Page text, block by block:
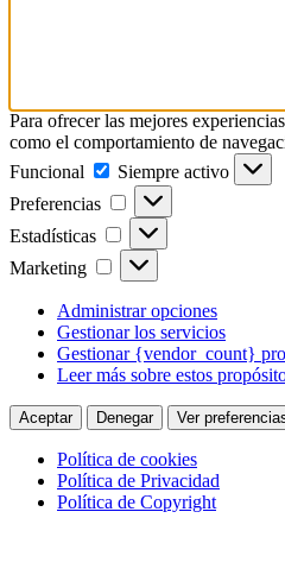
Para ofrecer las mejores
como el comportamiento de
Funcional
Funcional
Siempre activo
Preferencias
Preferencias
Estadísticas Estadísticas
Marketing Marketing
Administrar opciones
Gestionar los servicios
Gestionar {vendor_count}
Leer más sobre estos
Aceptar Denegar Ver
Política de cookies
Política de Privacidad
Política de Copyright